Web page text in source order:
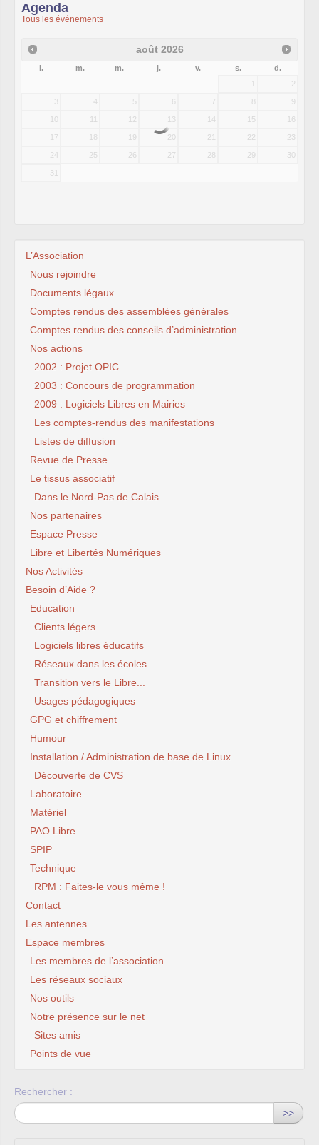
Agenda
Tous les événements
août 2026
l. m. m. j. v. s.
d.
1
2
3 4 5 6 7 8 9
10 11 12 13 14 15 16
17 18 19 20 21 22 23
24 25 26 27 28 29 30
31
L’Association
Nous rejoindre
Documents légaux
Comptes rendus des assemblées générales
Comptes rendus des conseils d’administration
Nos actions
2002 : Projet OPIC
2003 : Concours de programmation
2009 : Logiciels Libres en Mairies
Les comptes-rendus des manifestations
Listes de diffusion
Revue de Presse
Le tissus associatif
Dans le Nord-Pas de Calais
Nos partenaires
Espace Presse
Libre et Libertés Numériques
Nos Activités
Besoin d’Aide ?
Education
Clients légers
Logiciels libres éducatifs
Réseaux dans les écoles
Transition vers le Libre...
Usages pédagogiques
GPG et chiffrement
Humour
Installation / Administration de base de Linux
Découverte de CVS
Laboratoire
Matériel
PAO Libre
SPIP
Technique
RPM : Faites-le vous même !
Contact
Les antennes
Espace membres
Les membres de l’association
Les réseaux sociaux
Nos outils
Notre présence sur le net
Sites amis
Points de vue
Rechercher :
>>